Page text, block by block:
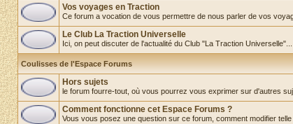
Vos voyages en Traction
Ce forum a vocation de vous permettre de nous parler de vos
Le Club La Traction Universelle
Ici, on peut discuter de l'actualité du Club "La Traction Universelle"...
Coulisses de l'Espace Forums
Hors sujets
le forum fourre-tout, où vous pourrez vous exprimer sur d'autres
Comment fonctionne cet Espace Forums ?
Vous vous posez une question sur ce forum, comment modifier